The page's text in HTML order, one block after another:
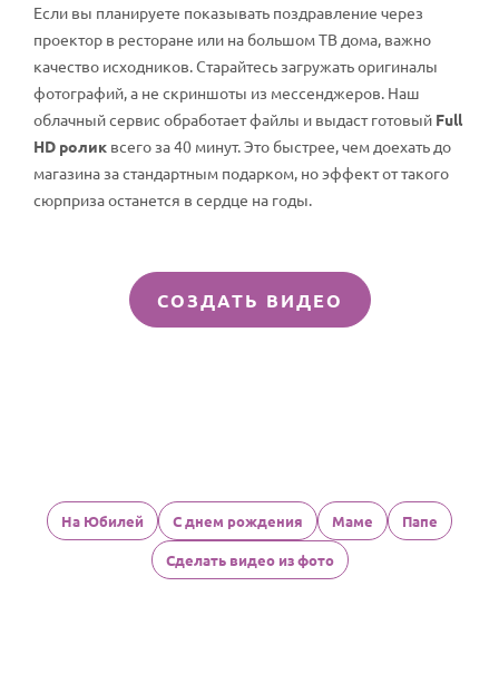
Если вы планируете показывать поздравление через
проектор в ресторане или на большом ТВ дома, важно
качество исходников. Старайтесь загружать оригиналы
фотографий, а не скриншоты из мессенджеров. Наш
облачный сервис обработает файлы и выдаст готовый Full
HD ролик всего за 40 минут. Это быстрее, чем доехать до
магазина за стандартным подарком, но эффект от такого
сюрприза останется в сердце на годы.
СОЗДАТЬ ВИДЕО
На Юбилей С днем рождения Маме Папе
Сделать видео из фото